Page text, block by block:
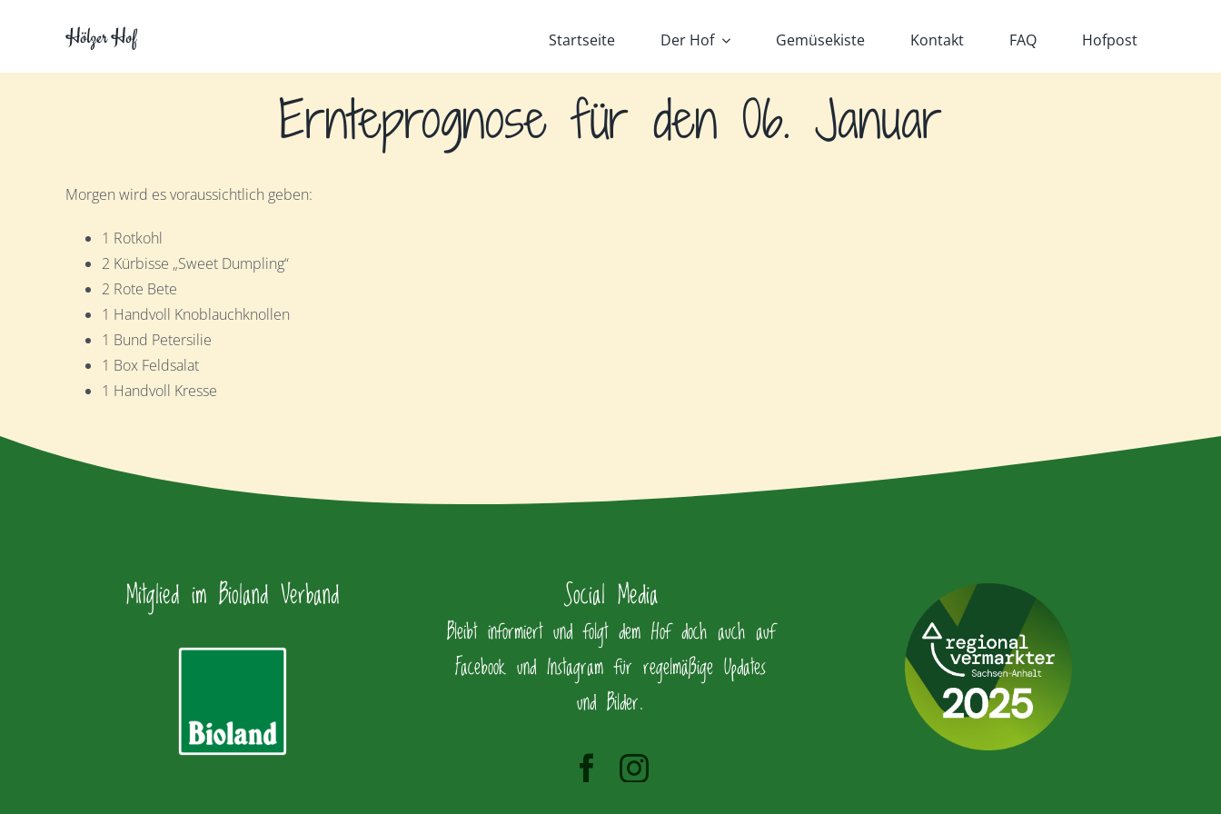
Hölzer Hof Startseite Der Hof Gemüsekiste Kontakt FAQ Hofpost
Ernteprognose für den 06. Januar
Morgen wird es voraussichtlich geben:
1 Rotkohl
2 Kürbisse „Sweet Dumpling“
2 Rote Bete
1 Handvoll Knoblauchknollen
1 Bund Petersilie
1 Box Feldsalat
1 Handvoll Kresse
Mitglied im Bioland Verband Social Media
Bleibt informiert und folgt dem Hof doch auch auf
Facebook und Instagram für regelmäßige Updates
und Bilder.